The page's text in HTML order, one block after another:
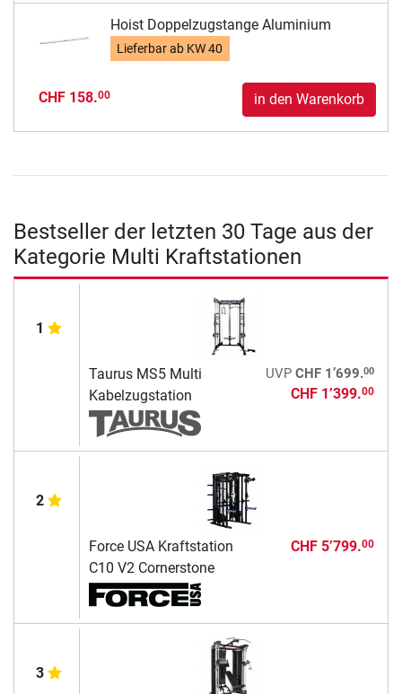
Hoist Doppelzugstange Aluminium
Lieferbar ab KW 40
CHF 158.00 in den Warenkorb
Bestseller der letzten 30 Tage aus der
Kategorie Multi Kraftstationen
1
Taurus MS5 Multi
Kabelzugstation
UVP CHF 1’699.00
CHF 1’399.00
2
Force USA Kraftstation
C10 V2 Cornerstone
CHF 5’799.00
3